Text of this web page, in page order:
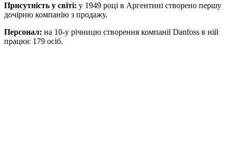
Присутність у світі: у 1949 році в Аргентині створено першу
дочірню компанію з продажу.
Персонал: на 10-у річницю створення компанії Danfoss в ній
працює 179 осіб.